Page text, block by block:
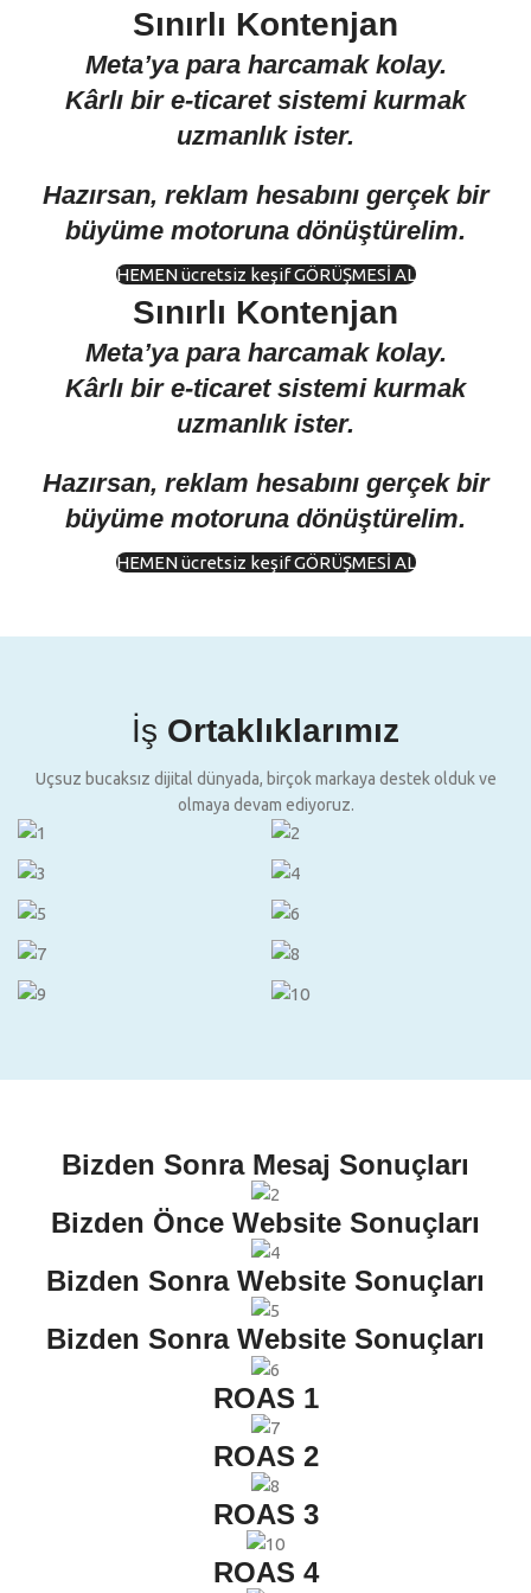
Sınırlı Kontenjan
Meta’ya para harcamak kolay.
Kârlı bir e-ticaret sistemi kurmak
uzmanlık ister.
Hazırsan, reklam hesabını gerçek bir
büyüme motoruna dönüştürelim.
HEMEN ücretsiz keşif GÖRÜŞMESİ AL
Sınırlı Kontenjan
Meta’ya para harcamak kolay.
Kârlı bir e-ticaret sistemi kurmak
uzmanlık ister.
Hazırsan, reklam hesabını gerçek bir
büyüme motoruna dönüştürelim.
HEMEN ücretsiz keşif GÖRÜŞMESİ AL
İş Ortaklıklarımız
Uçsuz bucaksız dijital dünyada, birçok markaya destek olduk ve
olmaya devam ediyoruz.
Bizden Sonra Mesaj Sonuçları
Bizden Önce Website Sonuçları
Bizden Sonra Website Sonuçları
Bizden Sonra Website Sonuçları
ROAS 1
ROAS 2
ROAS 3
ROAS 4